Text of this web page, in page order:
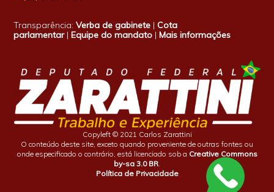
Transparência:Verba de gabinete |Cota
parlamentar|Equipe do mandato |Mais informações
Copyleft © 2021 Carlos Zarattini
O conteúdo deste site, exceto quando proveniente de outras fontes ou
onde especificado o contrário, está licenciado sob a Creative Commons
by-sa 3.0 BR
Política de Privacidade